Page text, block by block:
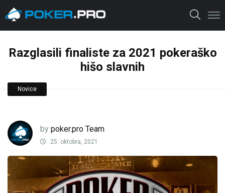
Razglasili finaliste za 2021 pokeraško
hišo slavnih
Novice
by poker.pro Team
25. oktobra, 2021